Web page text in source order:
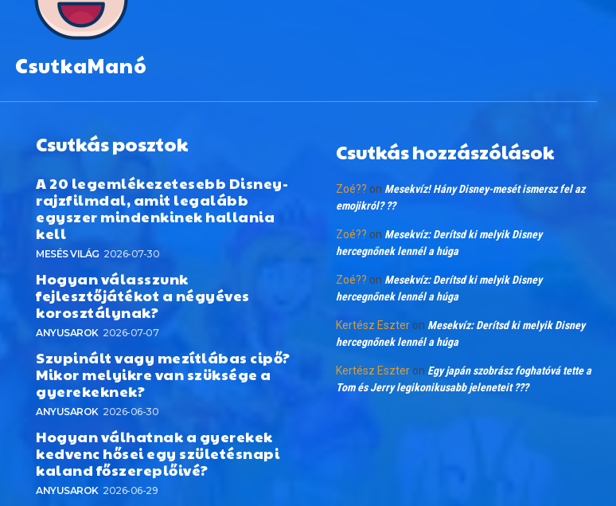
CsutkaManó
Csutkás posztok
A 20 legemlékezetesebb Disney-
rajzfilmdal, amit legalább
egyszer mindenkinek hallania
kell
MESÉS VILÁG 2026-07-30
Hogyan válasszunk
fejlesztőjátékot a négyéves
korosztálynak?
ANYUSAROK 2026-07-07
Szupinált vagy mezítlábas cipő?
Mikor melyikre van szüksége a
gyerekeknek?
ANYUSAROK 2026-06-30
Hogyan válhatnak a gyerekek
kedvenc hősei egy születésnapi
kaland főszereplőivé?
ANYUSAROK 2026-06-29
Csutkás hozzászólások
Zoé?? on Mesekvíz! Hány Disney-mesét ismersz fel az
emojikról? ??
Zoé?? on Mesekvíz: Derítsd ki melyik Disney
hercegnőnek lennél a húga
Zoé?? on Mesekvíz: Derítsd ki melyik Disney
hercegnőnek lennél a húga
Kertész Eszteron Mesekvíz: Derítsd ki melyik Disney
hercegnőnek lennél a húga
Kertész Eszteron Egy japán szobrász foghatóvá tette a
Tom és Jerry legikonikusabb jeleneteit ???